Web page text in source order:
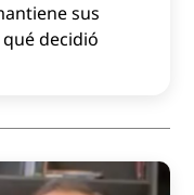
sus
decidió